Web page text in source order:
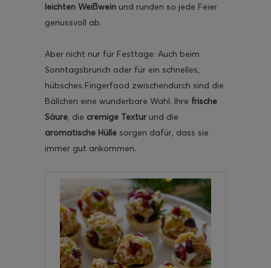
leichten Weißwein und runden so jede Feier
genussvoll ab.
Aber nicht nur für Festtage: Auch beim
Sonntagsbrunch oder für ein schnelles,
hübsches Fingerfood zwischendurch sind die
Bällchen eine wunderbare Wahl. Ihre frische
Säure, die cremige Textur und die
aromatische Hülle sorgen dafür, dass sie
immer gut ankommen.